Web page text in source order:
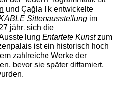
und Çağla Ilk entwickelte
Sittenausstellungim
jährt sich die
Entartete Kunstzum
ist ein historisch hoch
zahlreiche Werke der
bevor sie später diffamiert,